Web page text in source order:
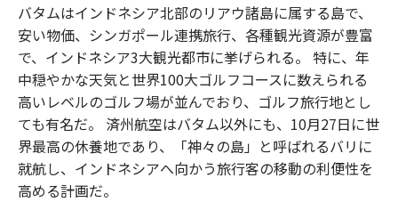
バタムはインドネシア北部のリアウ諸島に属する島で、
安い物価、シンガポール連携旅行、各種観光資源が豊富
で、インドネシア3大観光都市に挙げられる。 特に、年
中穏やかな天気と世界100大ゴルフコースに数えられる
高いレベルのゴルフ場が並んでおり、ゴルフ旅行地とし
ても有名だ。 済州航空はバタム以外にも、10月27日に世
界最高の休養地であり、「神々の島」と呼ばれるバリに
就航し、インドネシアへ向かう旅行客の移動の利便性を
高める計画だ。